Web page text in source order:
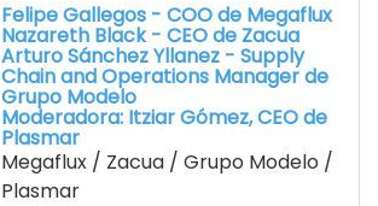
Felipe Gallegos - COO de Megaflux
Nazareth Black - CEO de Zacua
Arturo Sánchez Yllanez - Supply
Chain and Operations Manager de
Grupo Modelo
Moderadora: Itziar Gómez, CEO de
Plasmar
Megaflux / Zacua / Grupo Modelo /
Plasmar